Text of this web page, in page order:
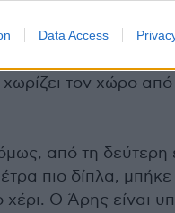
Data Access
είχε αίματα. Μόλις
τον χώρο από
από τη δεύτερη
πιο δίπλα,
χέρι. Ο Άρης είναι